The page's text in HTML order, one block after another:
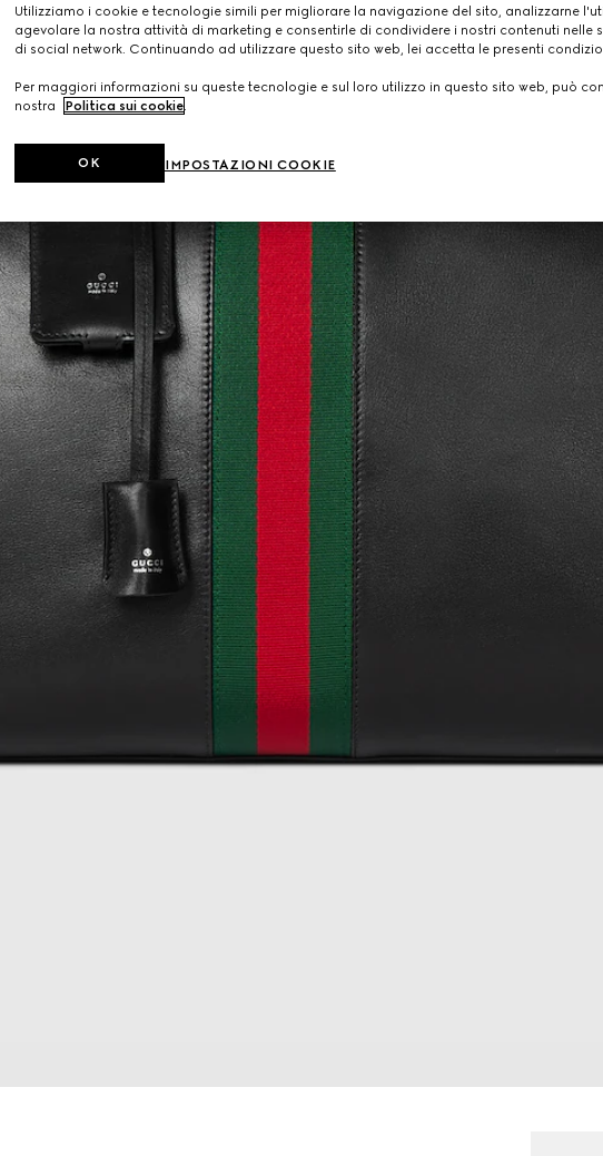
Utilizziamo i cookie e tecnologie simili per migliorare la navigazione del sito, analizzarne
agevolare la nostra attività di marketing e consentirle di condividere i nostri contenuti nelle
di social network. Continuando ad utilizzare questo sito web, lei accetta le presenti
Per maggiori informazioni su queste tecnologie e sul loro utilizzo in questo sito web, può
nostra
Politica sui cookie.
IMPOSTAZIONI COOKIE
OK